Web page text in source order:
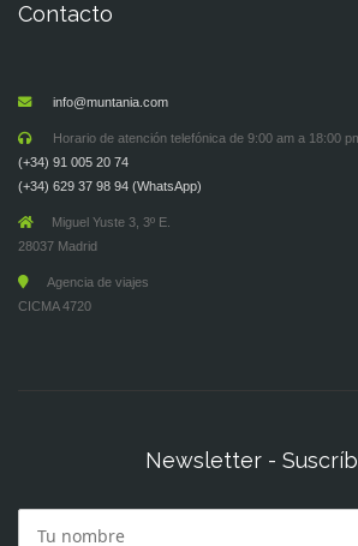
Contacto
info@muntania.com
Horario de atención telefónica de 9:00 am a 18:00
(+34) 91 005 20 74
(+34) 629 37 98 94 (WhatsApp)
Miguel Yuste 3, 3º E.
28037 Madrid
Agencia de viajes
CICMA 4720
Newsletter -